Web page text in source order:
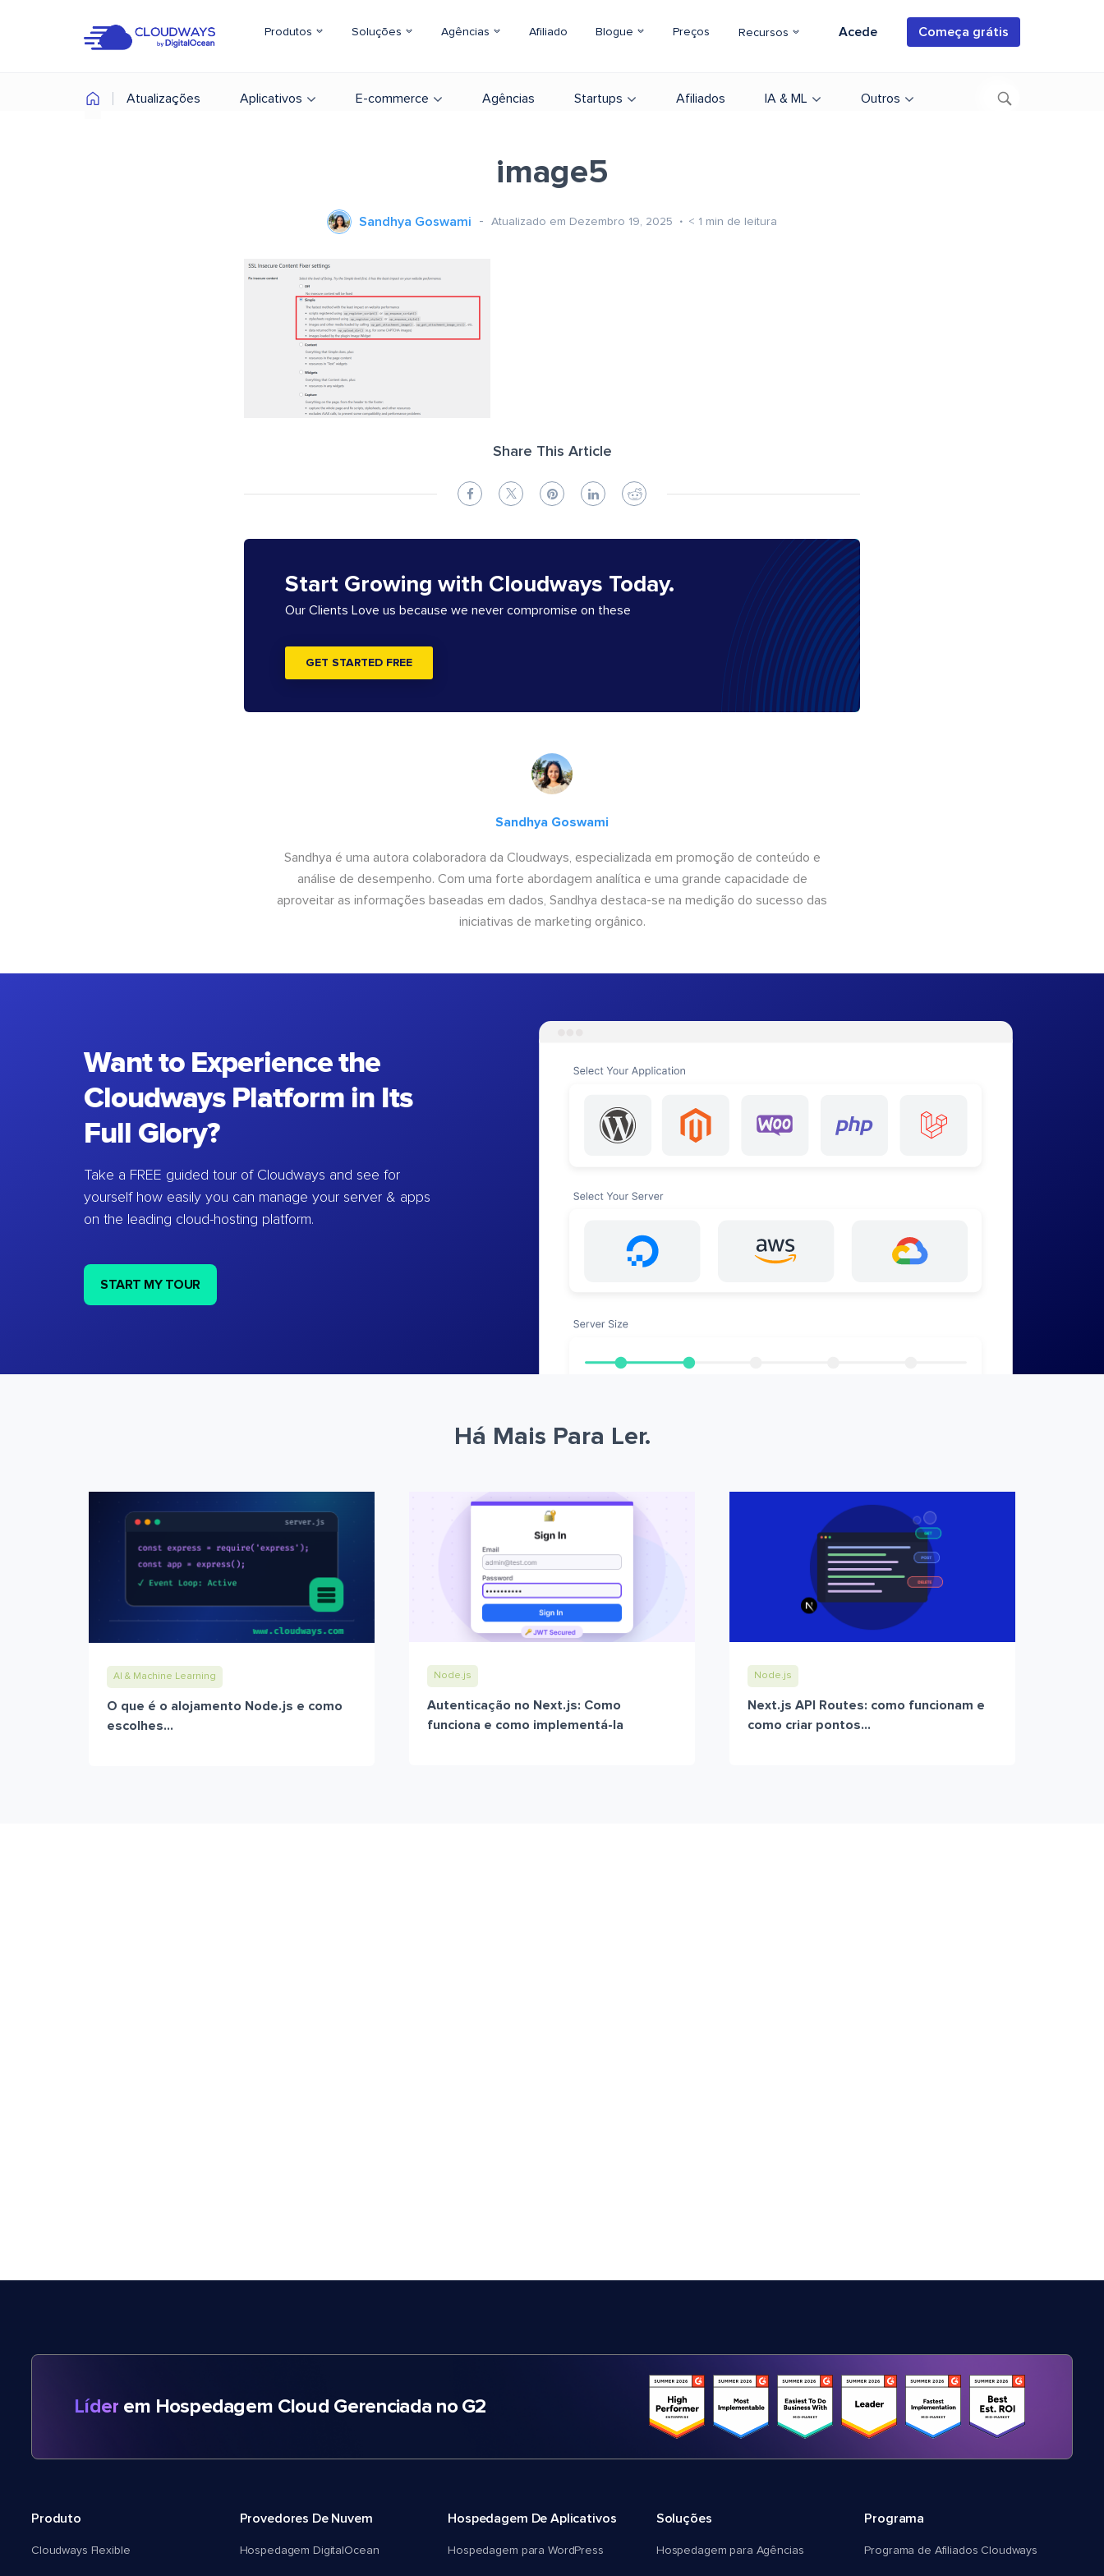
Produtos Soluções Agências Afiliado Blogue Preços Recursos Acede Começa grátis
Atualizações Aplicativos E-commerce Agências Startups Afiliados IA & ML Outros
image5
Sandhya Goswami Atualizado em Dezembro 19, 2025 < 1 min de leitura
Share This Article
Start Growing with Cloudways Today.
Our Clients Love us because we never compromise on these
GET STARTED FREE
Sandhya Goswami
Sandhya é uma autora colaboradora da Cloudways, especializada em promoção de conteúdo e
análise de desempenho. Com uma forte abordagem analítica e uma grande capacidade de
aproveitar as informações baseadas em dados, Sandhya destaca-se na medição do sucesso das
iniciativas de marketing orgânico.
Want to Experience the
Cloudways Platform in Its
Full Glory?
Take a FREE guided tour of Cloudways and see for
yourself how easily you can manage your server & apps
on the leading cloud-hosting platform.
START MY TOUR
Há Mais Para Ler.
AI & Machine Learning
O que é o alojamento Node.js e como
escolhes...
Node.js
Autenticação no Next.js: Como
funciona e como implementá-la
Node.js
Next.js API Routes: como funcionam e
como criar pontos...
Líder em Hospedagem Cloud Gerenciada no G2
Produto
Cloudways Flexible
Provedores De Nuvem
Hospedagem DigitalOcean
Hospedagem De Aplicativos
Hospedagem para WordPress
Soluções
Hospedagem para Agências
Programa
Programa de Afiliados Cloudways